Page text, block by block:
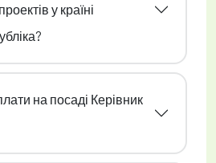
у країні
на посаді Керівник